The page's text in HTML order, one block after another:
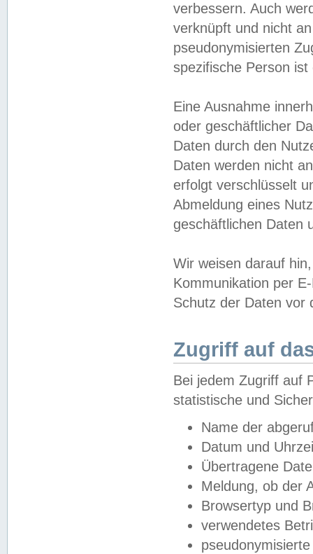
verbessern. Auch
verknüpft und nicht
pseudonymisierten
spezifische Person
Eine Ausnahme
oder geschäftlicher
Daten durch den
Daten werden nicht
erfolgt verschlüsselt
Abmeldung eines
geschäftlichen Daten
Wir weisen darauf
Kommunikation per
Schutz der Daten vor
Zugriff auf
Bei jedem Zugriff auf
statistische und
Name der
Datum und
Übertragene
Meldung, ob der
Browsertyp und
verwendetes